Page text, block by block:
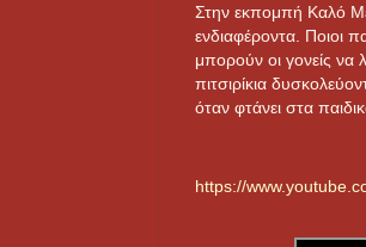
Στην εκπομπή Καλό
ενδιαφέροντα. Ποιοι
μπορούν οι γονείς να
πιτσιρίκια
όταν φτάνει στα
https://